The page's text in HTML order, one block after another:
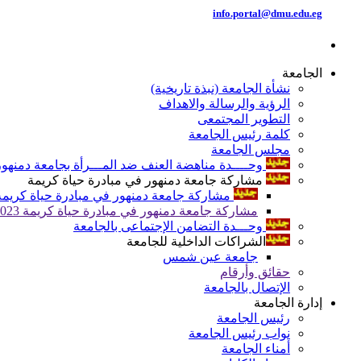
info.portal@dmu.edu.eg
الجامعة
نشأة الجامعة (نبذة تاريخية)
الرؤية والرسالة والاهداف
التطوير المجتمعى
كلمة رئيس الجامعة
مجلس الجامعة
وحــــدة مناهضة العنف ضد المـــرأة بجامعة
مشاركة جامعة دمنهور في مبادرة حياة كريمة
مشاركة جامعة دمنهور في مبادرة حياة كريمة
مشاركة جامعة دمنهور في مبادرة حياة كريمة 2023
وحـــدة التضامن الإجتماعى بالجامعة
الشراكات الداخلية للجامعة
جامعة عين شمس
حقائق وأرقام
الإتصال بالجامعة
إدارة الجامعة
رئيس الجامعة
نواب رئيس الجامعة
أمناء الجامعة